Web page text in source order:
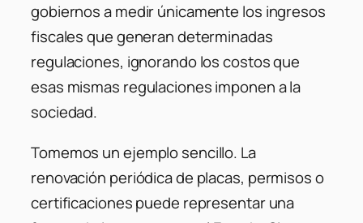
gobiernos a medir únicamente los ingresos
fiscales que generan determinadas
regulaciones, ignorando los costos que
esas mismas regulaciones imponen a la
sociedad.
Tomemos un ejemplo sencillo. La
renovación periódica de placas, permisos o
certificaciones puede representar una